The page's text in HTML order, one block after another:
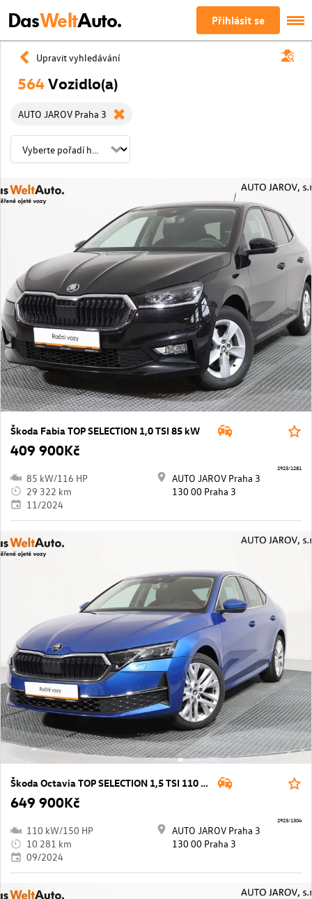
DasWeltAuto. Přihlásit se
Upravit vyhledávání
564Vozidlo(a)
AUTO JAROV Praha 3
Škoda Fabia TOP SELECTION 1,0 TSI 85 kW
409 900Kč
85 kW/116 HP
29 322 km
11/2024
AUTO JAROV Praha 3
130 00 Praha 3
2923/1281
Škoda Octavia TOP SELECTION 1,5 TSI 110 kW
649 900Kč
110 kW/150 HP
10 281 km
09/2024
AUTO JAROV Praha 3
130 00 Praha 3
2923/1304